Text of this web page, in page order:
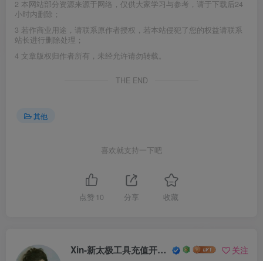
2 本网站部分资源来源于网络，仅供大家学习与参考，请于下载后24
小时内删除；
3 若作商业用途，请联系原作者授权，若本站侵犯了您的权益请联系
站长进行删除处理；
4 文章版权归作者所有，未经允许请勿转载。
THE END
其他
喜欢就支持一下吧
点赞 10 分享 收藏
Xin-新太极工具充值开户注册 关注